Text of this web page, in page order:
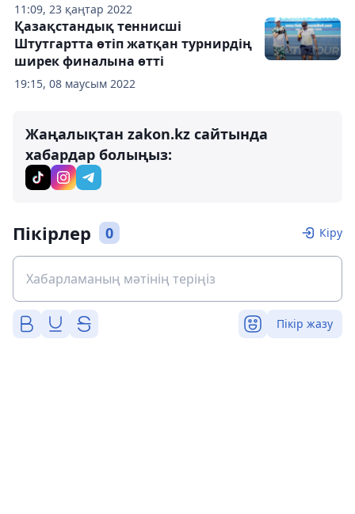
11:09, 23 қаңтар 2022
19:15, 08 маусым 2022
Қазақстандық теннисші
Штутгартта өтіп жатқан турнирдің
ширек финалына өтті
Жаңалықтан zakon.kz сайтында
хабардар болыңыз:
Пікірлер 0 Кіру
Пікір жазу